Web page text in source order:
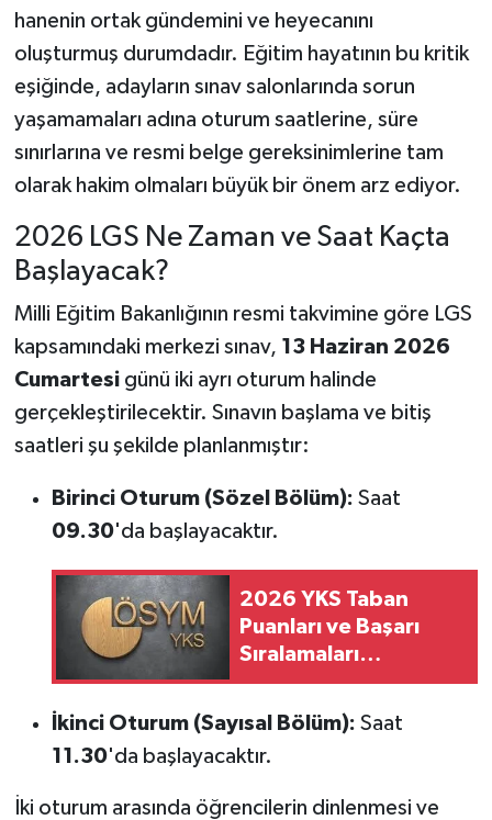
hanenin ortak gündemini ve heyecanını
oluşturmuş durumdadır. Eğitim hayatının bu kritik
eşiğinde, adayların sınav salonlarında sorun
yaşamamaları adına oturum saatlerine, süre
sınırlarına ve resmi belge gereksinimlerine tam
olarak hakim olmaları büyük bir önem arz ediyor.
2026 LGS Ne Zaman ve Saat Kaçta
Başlayacak?
Milli Eğitim Bakanlığının resmi takvimine göre LGS
kapsamındaki merkezi sınav, 13 Haziran 2026
Cumartesigünü iki ayrı oturum halinde
gerçekleştirilecektir. Sınavın başlama ve bitiş
saatleri şu şekilde planlanmıştır:
Birinci Oturum (Sözel Bölüm): Saat
09.30'da başlayacaktır.
2026 YKS Taban
Puanları ve Başarı
Sıralamaları
Açıklandı: YÖK Atlas
Tercih Rehberi ve Son
Gün Tarihi!
İkinci Oturum (Sayısal Bölüm): Saat
11.30'da başlayacaktır.
İki oturum arasında öğrencilerin dinlenmesi ve